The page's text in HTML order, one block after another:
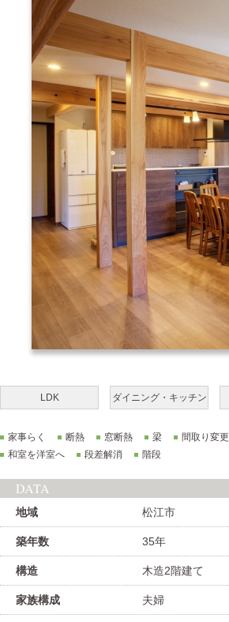
LDK ダイニング・キッチン
家事らく 断熱 窓断熱 梁 間取り変更
和室を洋室へ
段差解消 階段
DATA
地域 松江市
築年数 35年
構造 木造2階建て
家族構成 夫婦